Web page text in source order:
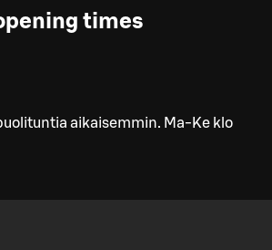
times
aikaisemmin. Ma-Ke klo